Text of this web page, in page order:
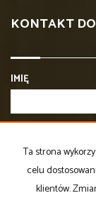
KONTAKT
IMIĘ
TELEFON
Ta strona
celu
klientów.